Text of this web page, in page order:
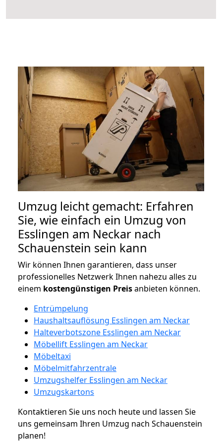
Umzug leicht gemacht: Erfahren
Sie, wie einfach ein Umzug von
Esslingen am Neckar nach
Schauenstein sein kann
Wir können Ihnen garantieren, dass unser
professionelles Netzwerk Ihnen nahezu alles zu
einem kostengünstigen Preisanbieten können.
Entrümpelung
Haushaltsauflösung Esslingen am Neckar
Halteverbotszone Esslingen am Neckar
Möbellift Esslingen am Neckar
Möbeltaxi
Möbelmitfahrzentrale
Umzugshelfer Esslingen am Neckar
Umzugskartons
Kontaktieren Sie uns noch heute und lassen Sie
uns gemeinsam Ihren Umzug nach Schauenstein
planen!